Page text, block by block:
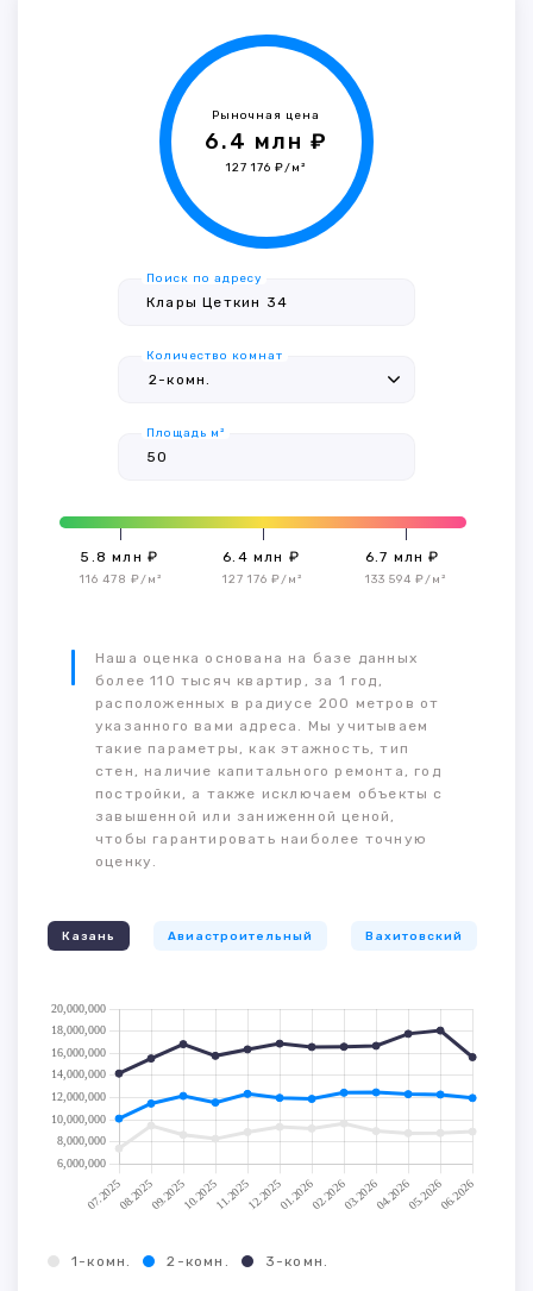
Рыночная цена
6.4 млн ₽
127 176 ₽/м²
Поиск по адресу
Количество комнат
Площадь м²
5.8 млн ₽
116 478 ₽/м²
6.4 млн ₽
127 176 ₽/м²
6.7 млн ₽
133 594 ₽/м²
Наша оценка основана на базе данных
более 110 тысяч квартир, за 1 год,
расположенных в радиусе 200 метров от
указанного вами адреса. Мы учитываем
такие параметры, как этажность, тип
стен, наличие капитального ремонта, год
постройки, а также исключаем объекты с
завышенной или заниженной ценой,
чтобы гарантировать наиболее точную
оценку.
Казань Авиастроительный Вахитовский
1-комн. 2-комн. 3-комн.